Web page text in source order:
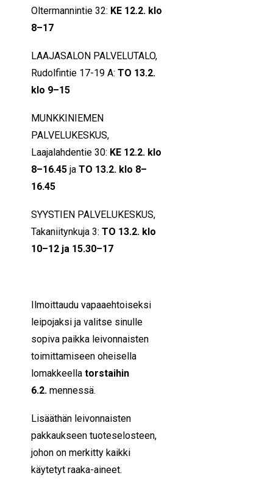
Oltermannintie 32: KE 12.2. klo
8–17
LAAJASALON PALVELUTALO,
Rudolfintie 17-19 A: TO 13.2.
klo 9–15
MUNKKINIEMEN
PALVELUKESKUS,
Laajalahdentie 30: KE 12.2. klo
8–16.45 ja TO 13.2. klo 8–
16.45
SYYSTIEN PALVELUKESKUS,
Takaniitynkuja 3: TO 13.2. klo
10–12 ja 15.30–17
Ilmoittaudu vapaaehtoiseksi
leipojaksi ja valitse sinulle
sopiva paikka leivonnaisten
toimittamiseen oheisella
lomakkeella torstaihin
6.2. mennessä.
Lisääthän leivonnaisten
pakkaukseen tuoteselosteen,
johon on merkitty kaikki
käytetyt raaka-aineet.